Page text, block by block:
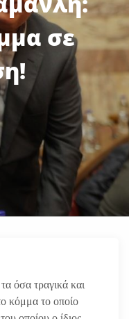
σε
όσα τραγικά και
κόμμα το οποίο